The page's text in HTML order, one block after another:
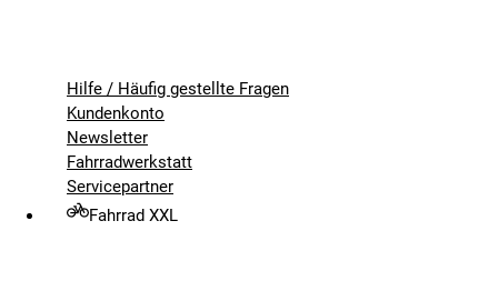
Hilfe / Häufig gestellte Fragen
Kundenkonto
Newsletter
Fahrradwerkstatt
Servicepartner
Fahrrad XXL